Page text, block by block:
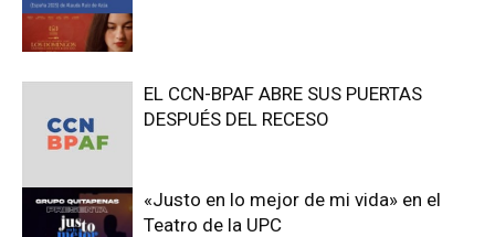
EL CCN-BPAF ABRE SUS PUERTAS
DESPUÉS DEL RECESO
«Justo en lo mejor de mi vida» en el
Teatro de la UPC